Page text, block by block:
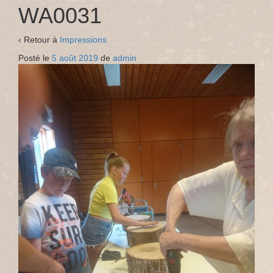
WA0031
‹ Retour à Impressions
Posté le 5 août 2019 de admin